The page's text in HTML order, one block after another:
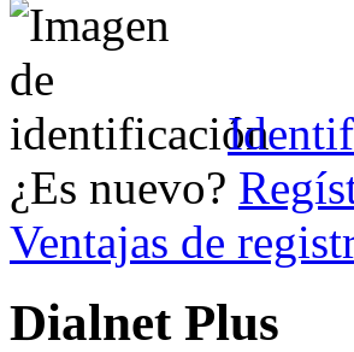
¿Es nuevo?
Ventajas de
Dialnet Plus